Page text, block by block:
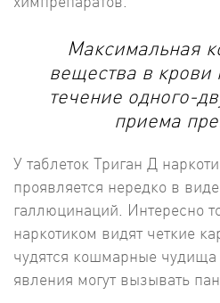
Максимальная
вещества в крови
течение одного-
приема
У таблеток Триган Д
проявляется нередко в
галлюцинаций. Интересно
наркотиком видят четкие
чудятся кошмарные
явления могут вызывать